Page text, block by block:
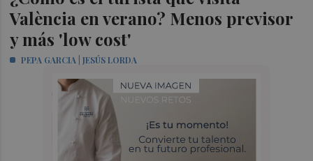
València en verano? Menos previsor
y más 'low cost'
PEPA GARCIA | JESÚS LORDA